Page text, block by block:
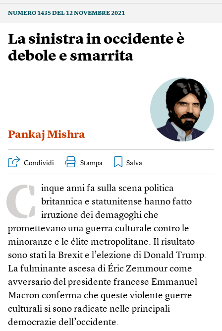
NUMERO 1435 DEL 12 NOVEMBRE 2021
La sinistra in occidente è
debole e smarrita
Pankaj Mishra
Condividi Stampa
C
inque anni fa sulla scena politica
britannica e statunitense hanno fatto
irruzione dei demagoghi che
promettevano una guerra culturale contro le
minoranze e le élite metropolitane. Il risultato
sono stati la Brexit e l’elezione di Donald Trump.
La fulminante ascesa di Éric Zemmour come
avversario del presidente francese Emmanuel
Macron conferma che queste violente guerre
culturali si sono radicate nelle principali
democrazie dell’occidente.